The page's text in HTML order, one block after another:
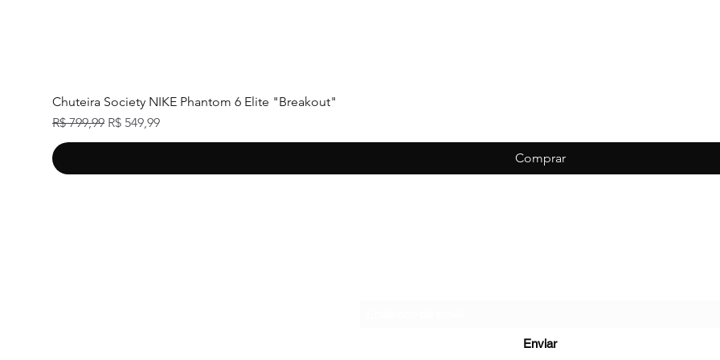
Chuteira Society NIKE Phantom 6 Elite "Breakout"
Preço normal
R$ 799,99 Preço promocional
R$ 549,99
Comprar
Enviar